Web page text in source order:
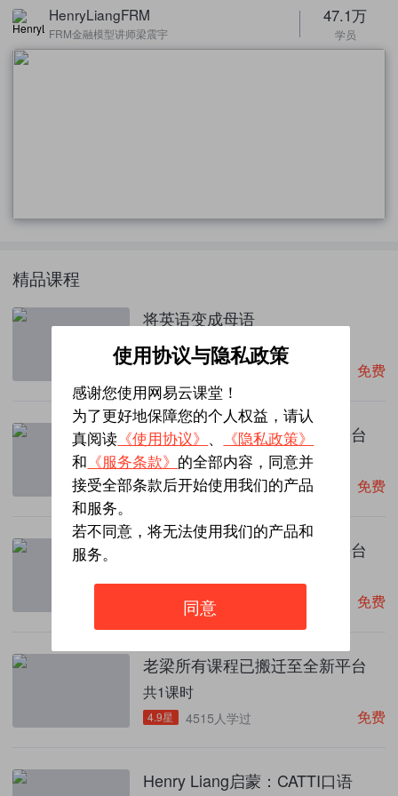
使用协议与隐私政策
感谢您使用网易云课堂！
为了更好地保障您的个人权益，请认
真阅读 《使用协议》 、
《隐私政策》
和 《服务条款》 的全部内容，同意并
接受全部条款后开始使用我们的产品
和服务。
若不同意，将无法使用我们的产品和
服务。
同意
HenryLiangFRM
FRM金融模型讲师梁震宇
47.1万
学员
精品课程
将英语变成母语
共1课时
4.8星 免费
老梁所有课程已搬迁至全新平台
共1课时
4.9星 1.6万人学过 免费
老梁所有课程已搬迁至全新平台
8720人学过 免费
老梁所有课程已搬迁至全新平台
共1课时
4.9星 4515人学过 免费
Henry Liang启蒙：CATTI口语